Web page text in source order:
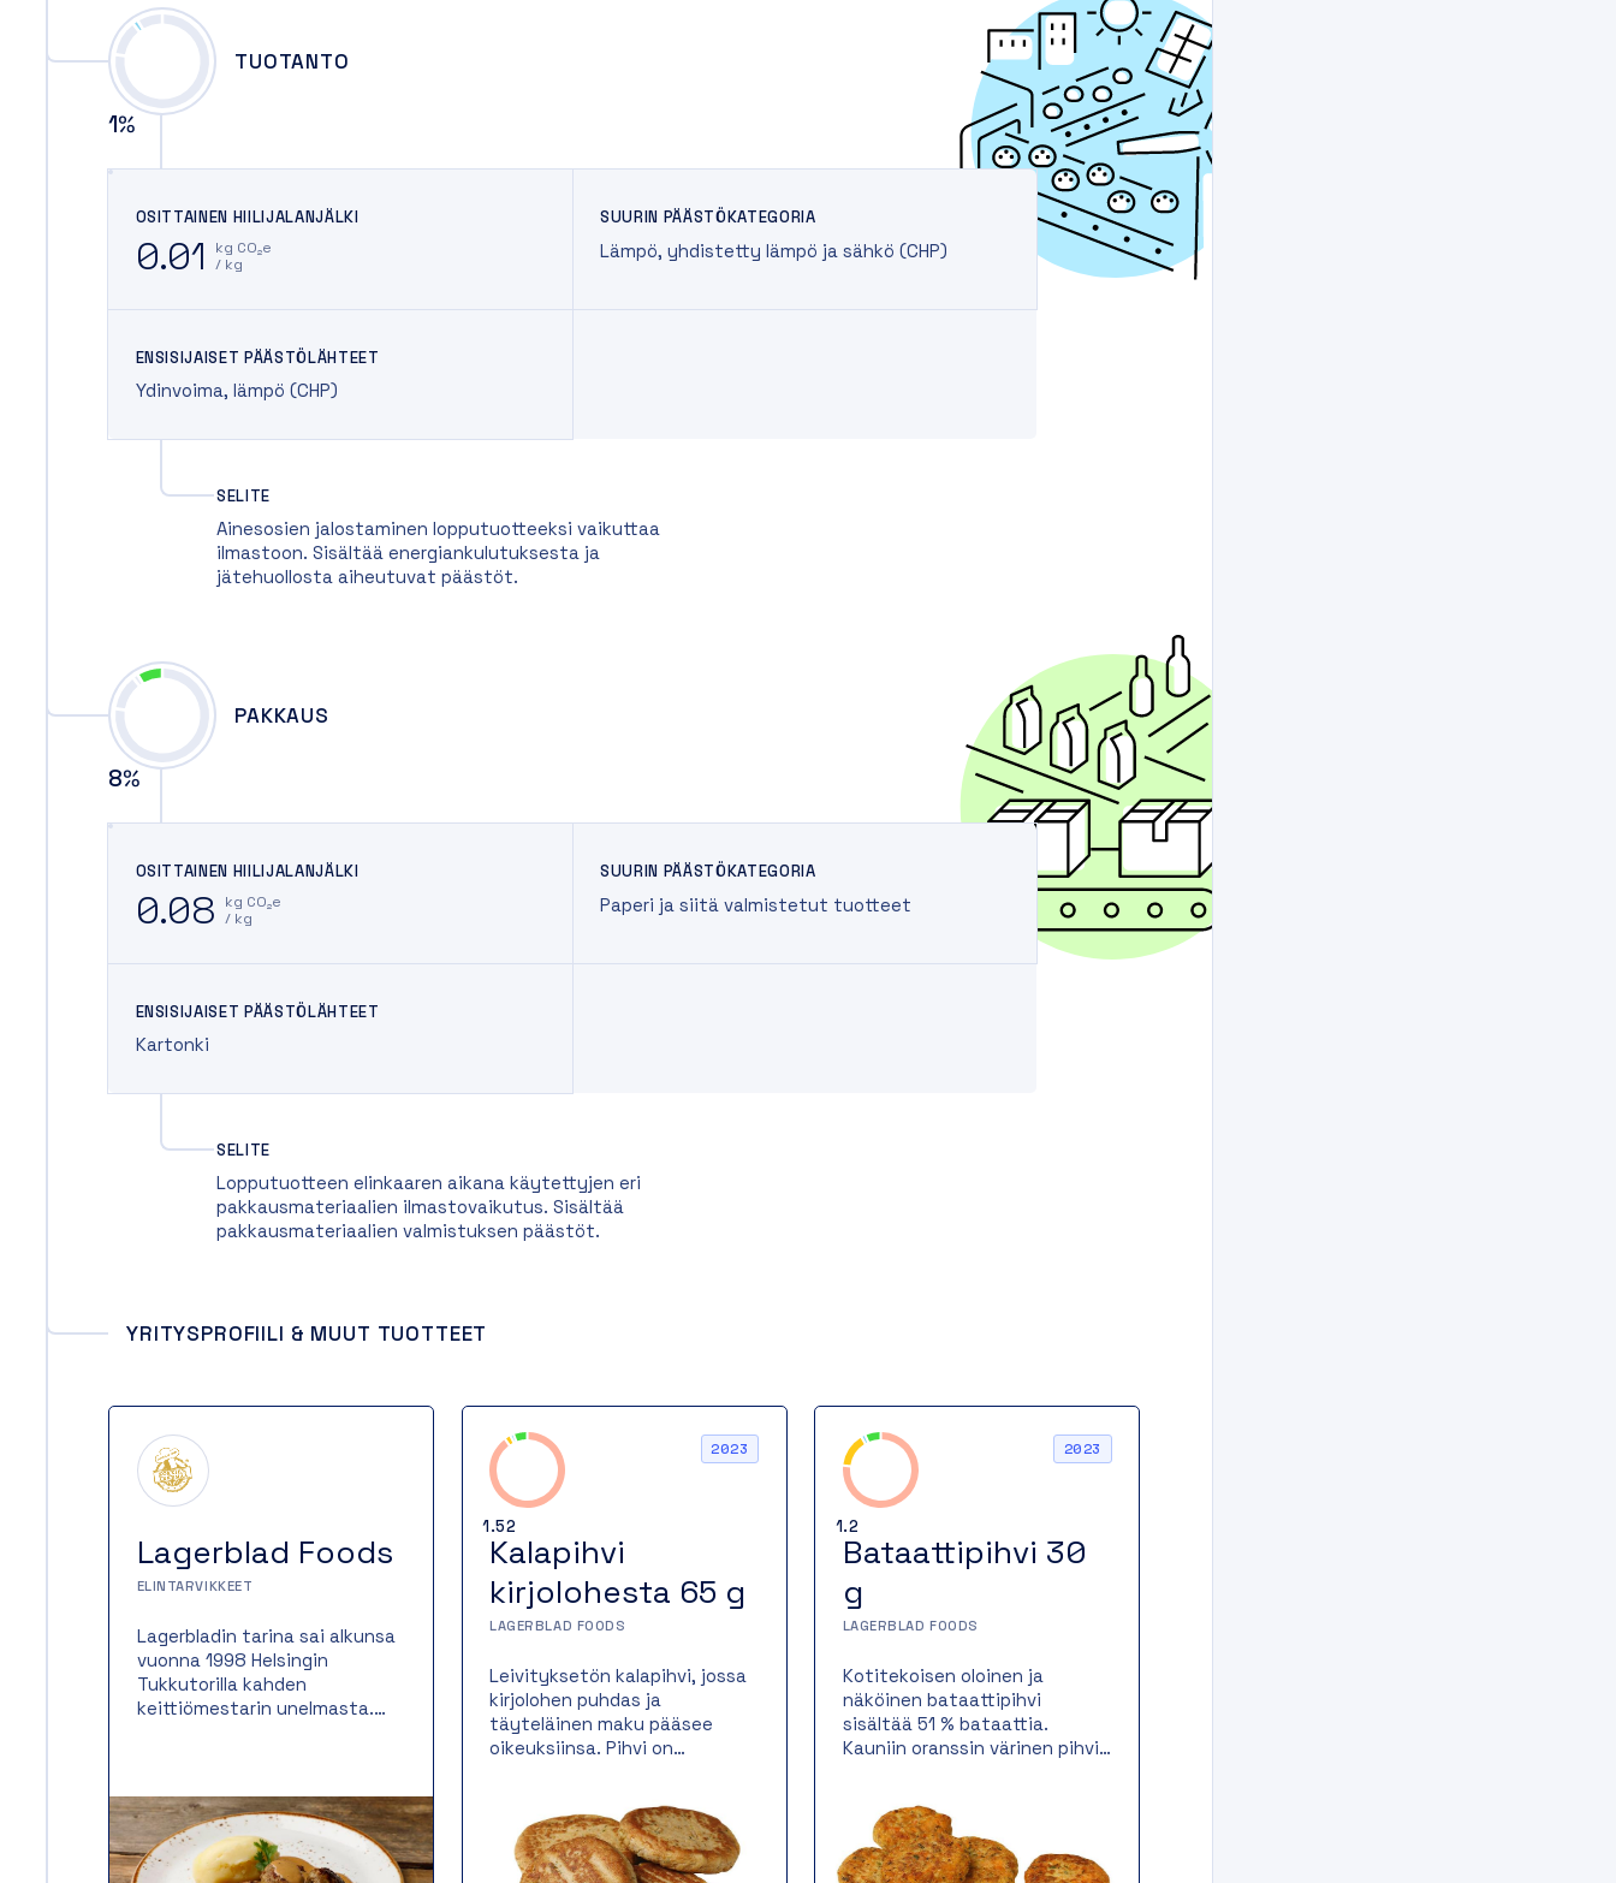
1%
TUOTANTO
OSITTAINEN HIILIJALANJÄLKI
0.01
kg CO₂e
/ kg
SUURIN PÄÄSTÖKATEGORIA
Lämpö, yhdistetty lämpö ja sähkö (CHP)
ENSISIJAISET PÄÄSTÖLÄHTEET
Ydinvoima, lämpö (CHP)
SELITE
Ainesosien jalostaminen lopputuotteeksi vaikuttaa
ilmastoon. Sisältää energiankulutuksesta ja
jätehuollosta aiheutuvat päästöt.
8%
PAKKAUS
OSITTAINEN HIILIJALANJÄLKI
0.08
kg CO₂e
/ kg
SUURIN PÄÄSTÖKATEGORIA
Paperi ja siitä valmistetut tuotteet
ENSISIJAISET PÄÄSTÖLÄHTEET
Kartonki
SELITE
Lopputuotteen elinkaaren aikana käytettyjen eri
pakkausmateriaalien ilmastovaikutus. Sisältää
pakkausmateriaalien valmistuksen päästöt.
YRITYSPROFIILI & MUUT TUOTTEET
Lagerblad Foods
ELINTARVIKKEET
Lagerbladin tarina sai alkunsa
vuonna 1998 Helsingin
Tukkutorilla kahden
keittiömestarin unelmasta.
suussa sulavaa ruokaa
hotellien ja ravintoloiden
vaativiin tarpeisiin. Aluksi oli
vain kahden keittiömestarin
1.52
2023
Kalapihvi
kirjolohesta 65 g
LAGERBLAD FOODS
Leivityksetön kalapihvi, jossa
kirjolohen puhdas ja
täyteläinen maku pääsee
oikeuksiinsa. Pihvi on
kullankeltaisen paistopinnan
ja mehevän rakenteen.
Monipuolinen kalapihvi sopii
1.2
2023
Bataattipihvi 30
g
LAGERBLAD FOODS
Kotitekoisen oloinen ja
näköinen bataattipihvi
sisältää 51 % bataattia.
Kauniin oranssin värinen pihvi
kalaruoan lisukkeena.
Bataattipihvi paistetaan
valurautapannulla, jossa se